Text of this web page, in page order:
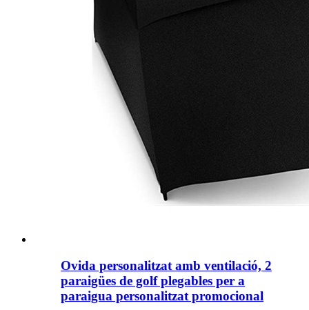
Ovida personalitzat amb ventilació, 2
paraigües de golf plegables per a
paraigua personalitzat promocional